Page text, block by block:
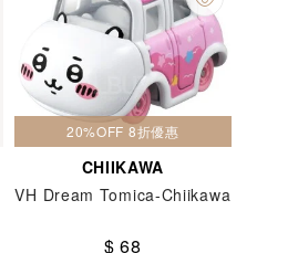
20%OFF 8折優惠
CHIIKAWA
VH Dream Tomica-Chiikawa
$ 68